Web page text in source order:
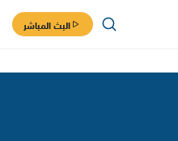
البث المباشر